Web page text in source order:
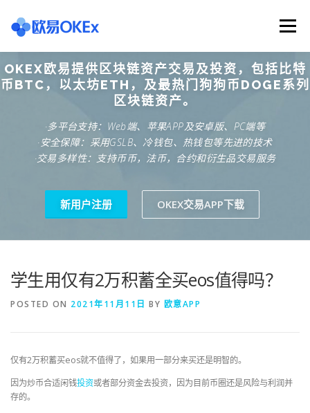
content
Menu
欧意交易所 关于欧意OKX 欧意APP下载
欧意注册网址 欧意交易下载 欧意团队
OKEX欧易提供区块链资产交易及投资，包括比特
币BTC，以太坊ETH，及最热门狗狗币DOGE系列
区块链资产。
·多平台支持：Web端、苹果APP及安卓版、PC端等
·安全保障：采用GSLB、冷钱包、热钱包等先进的技术
·交易多样性：支持币币，法币，合约和衍生品交易服务
新用户注册 OKEX交易APP下载
学生用仅有2万积蓄全买eos值得吗？
POSTED ON 2021年11月11日 BY 欧意APP
仅有2万积蓄买eos就不值得了，如果用一部分来买还是明智的。
因为炒币合适闲钱投资或者部分资金去投资，因为目前币圈还是风险与利润并
存的。